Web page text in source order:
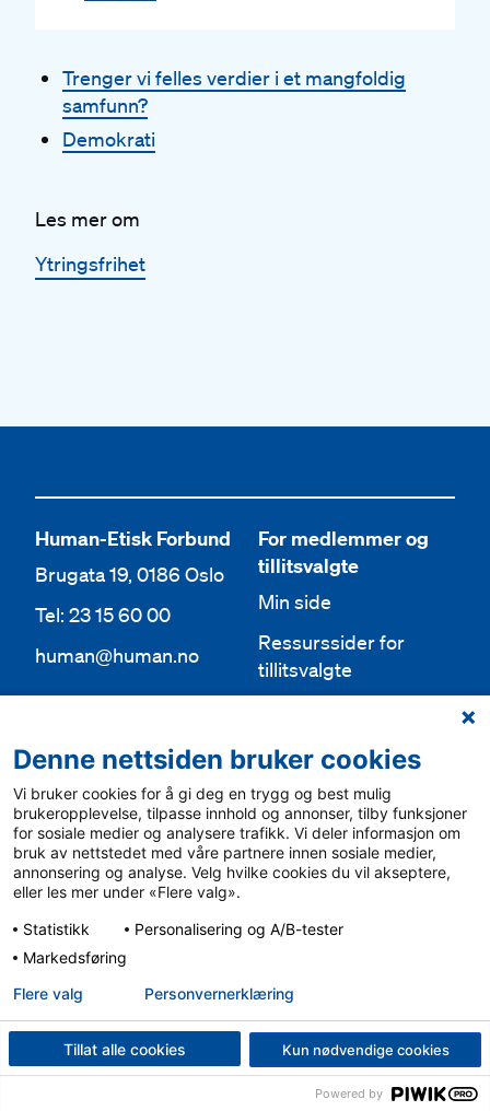
Trenger vi felles verdier i et mangfoldig
samfunn?
Demokrati
Les mer om
Ytringsfrihet
Human-Etisk Forbund
Brugata 19, 0186 Oslo
Tel: 23 15 60 00
human@human.no
Aktuelt
For media
Ledige stillinger
English
Sámegiel álgosiidui
For medlemmer og
tillitsvalgte
Min side
Ressurssider for
tillitsvalgte
Bli medlem
Bli frivillig
Personvern & cookies
Denne nettsiden bruker cookies
Vi bruker cookies for å gi deg en trygg og best mulig
brukeropplevelse, tilpasse innhold og annonser, tilby funksjoner
for sosiale medier og analysere trafikk. Vi deler informasjon om
bruk av nettstedet med våre partnere innen sosiale medier,
annonsering og analyse. Velg hvilke cookies du vil akseptere,
eller les mer under «Flere valg».
Statistikk
Personalisering og A/B-tester
Markedsføring
Tillat alle cookies Kun nødvendige cookies
Flere valg Personvern­erklæring
Powered by